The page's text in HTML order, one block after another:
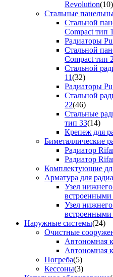
Revolution(10)
Стальные
Стальной
Compact тип
Радиаторы
Стальной
Compact тип
Стальной
11(32)
Радиаторы
Стальной
22(46)
Стальные
тип 33(14)
Крепеж для
Биметаллические
Радиатор
Радиатор
Комплектующие
Арматура для
Узел
встроенными
Узел
встроенными
Наружные системы(24)
Очистные
Автономная
Автономная
Погреба(5)
Кессоны(3)